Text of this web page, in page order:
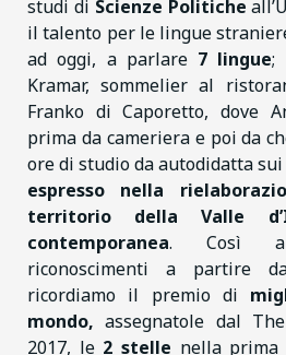
studi di Scienze Politiche
il talento per le lingue
ad oggi, a parlare 7 lingue;
Kramar, sommelier al
Franko di Caporetto, dove
prima da cameriera e poi da
ore di studio da autodidatta
espresso nella
territorio della Valle
contemporanea. Così
riconoscimenti a partire
ricordiamo il premio di
mondo, assegnatole dal
2017, le 2 stelle nella prima